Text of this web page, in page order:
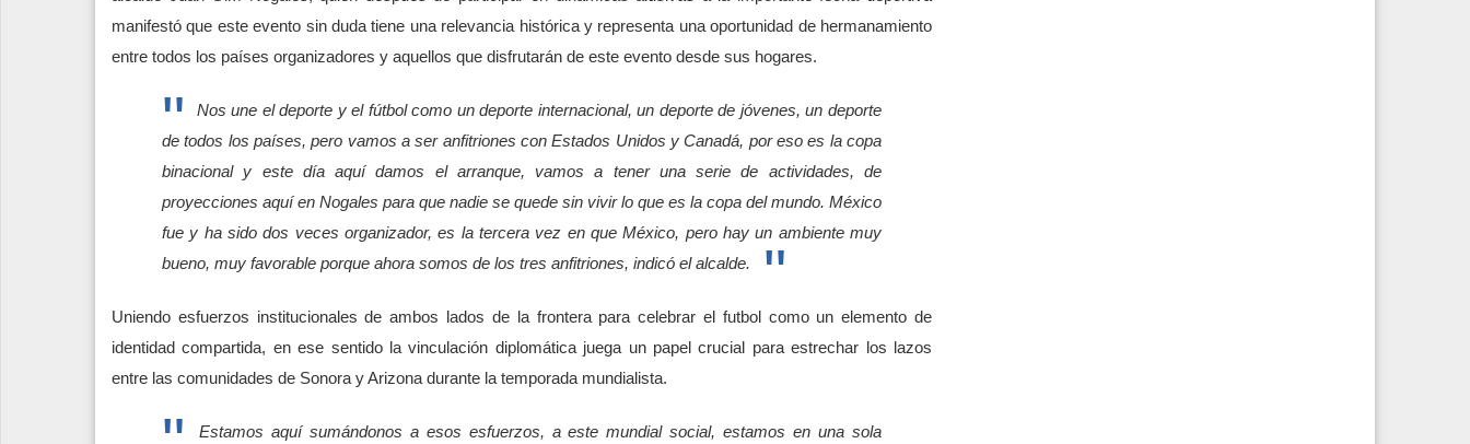
manifestó que este evento sin duda tiene una relevancia histórica y representa una oportunidad de hermanamiento
entre todos los países organizadores y aquellos que disfrutarán de este evento desde sus hogares.
Nos une el deporte y el fútbol como un deporte internacional, un deporte de jóvenes, un deporte
de todos los países, pero vamos a ser anfitriones con Estados Unidos y Canadá, por eso es la copa
binacional y este día aquí damos el arranque, vamos a tener una serie de actividades, de
proyecciones aquí en Nogales para que nadie se quede sin vivir lo que es la copa del mundo. México
fue y ha sido dos veces organizador, es la tercera vez en que México, pero hay un ambiente muy
bueno, muy favorable porque ahora somos de los tres anfitriones, indicó el alcalde.
Uniendo esfuerzos institucionales de ambos lados de la frontera para celebrar el futbol como un elemento de
identidad compartida, en ese sentido la vinculación diplomática juega un papel crucial para estrechar los lazos
entre las comunidades de Sonora y Arizona durante la temporada mundialista.
Estamos aquí sumándonos a esos esfuerzos, a este mundial social, estamos en una sola